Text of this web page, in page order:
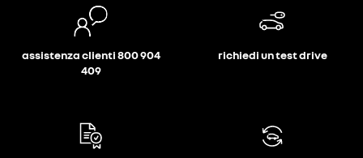
assistenza clienti 800 904
409
richiedi un test drive